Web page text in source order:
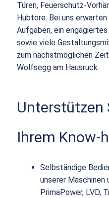
Türen, Feuerschutz-
Hubtore. Bei uns
Aufgaben, ein
sowie viele
zum nächstmöglichen
Wolfsegg am Hausruck.
Unterstützen
Ihrem Know-
Selbständige
unserer Maschinen
PrimaPower, LVD,